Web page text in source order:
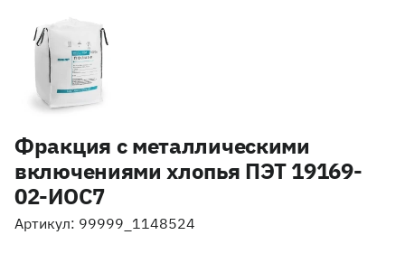
Фракция с металлическими
включениями хлопья ПЭТ 19169-
02-ИОС7
Артикул: 99999_1148524